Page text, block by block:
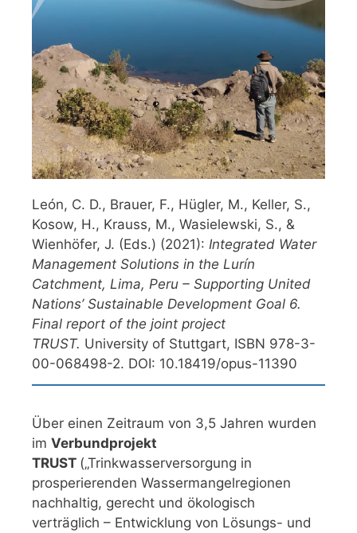
León, C. D., Brauer, F., Hügler, M., Keller, S.,
Kosow, H., Krauss, M., Wasielewski, S., &
Wienhöfer, J. (Eds.) (2021): Integrated Water
Management Solutions in the Lurín
Catchment, Lima, Peru – Supporting United
Nations’ Sustainable Development Goal 6.
Final report of the joint project
TRUST. University of Stuttgart, ISBN 978-3-
00-068498-2. DOI: 10.18419/opus-11390
Über einen Zeitraum von 3,5 Jahren wurden
im Verbundprojekt
TRUST („Trinkwasserversorgung in
prosperierenden Wassermangelregionen
nachhaltig, gerecht und ökologisch
verträglich – Entwicklung von Lösungs- und